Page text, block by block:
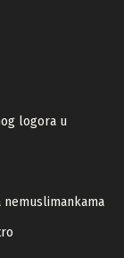
logora u